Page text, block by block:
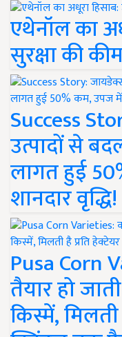
एथेनॉल का
सुरक्षा की
Success
उत्पादों से
लागत हुई
शानदार वृद्धि!
Pusa Corn
तैयार हो
किस्में,